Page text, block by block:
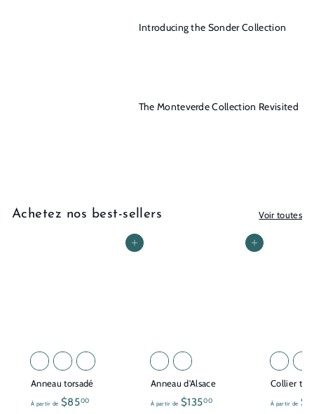
Introducing the Sonder Collection
The Monteverde Collection Revisited
Achetez nos best-sellers Voir toutes
Ajouter au panier
Anneau torsadé
À partir de $8500À
Ajouter au panier
Anneau d'Alsace
À partir de $13500À
Collier
À partir de